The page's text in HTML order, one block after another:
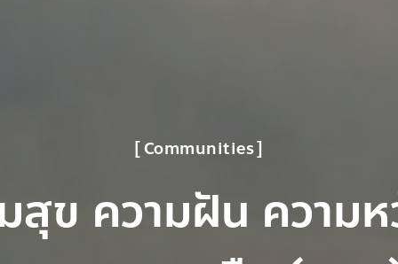
Communities
สุข ความฝัน ความ